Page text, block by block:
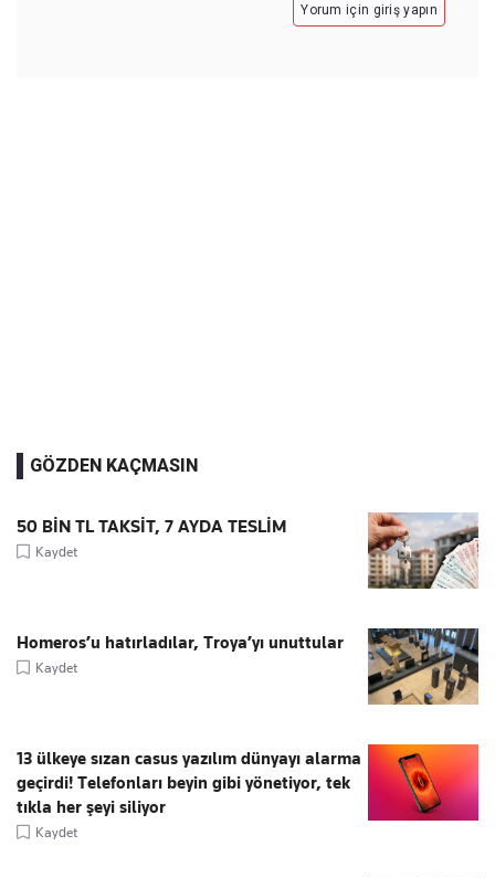
Yorum için giriş yapın
GÖZDEN KAÇMASIN
50 BİN TL TAKSİT, 7 AYDA TESLİM
Kaydet
Homeros’u hatırladılar, Troya’yı unuttular
Kaydet
13 ülkeye sızan casus yazılım dünyayı alarma
geçirdi! Telefonları beyin gibi yönetiyor, tek
tıkla her şeyi siliyor
Kaydet